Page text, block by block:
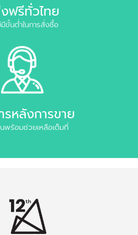
ฟรีทั่วไทย
มีขั้นต่ำในการสั่งซื้อ
รหลังการขาย
พร้อมช่วยเหลือเต็มที่